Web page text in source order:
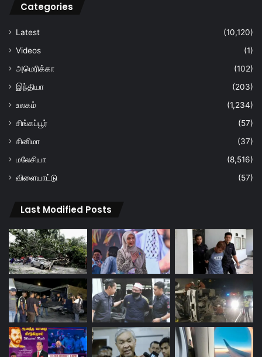
Categories
Latest
(10,120)
Videos
(1)
அமெரிக்கா
(102)
இந்தியா
(203)
உலகம்
(1,234)
சிங்கப்பூர்
(57)
சினிமா
(37)
மலேசியா
(8,516)
விளையாட்டு
(57)
Last Modified Posts